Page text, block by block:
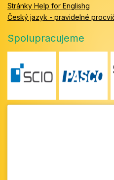
Stránky Help for Englishg
Český jazyk - pravidelné
Spolupracujeme